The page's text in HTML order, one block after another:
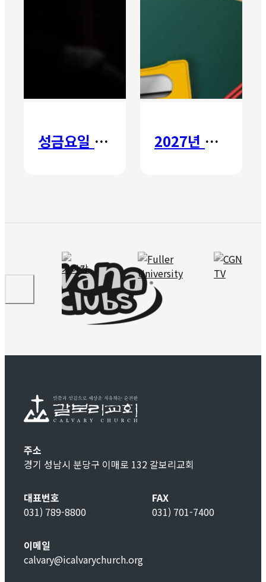
성금요일 칸타타 2027년 갈보리 어학원 유치부 신입생 모집
주소
경기 성남시 분당구 이매로 132 갈보리교회
대표번호
031) 789-8800
FAX
031) 701-7400
이메일
calvary@icalvarychurch.org